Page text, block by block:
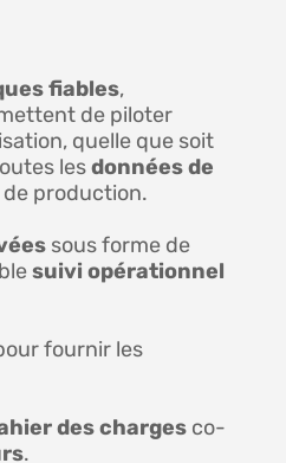
fiables,
de piloter
quelle que soit
lesdonnées de
production.
sous forme de
suivi opérationnel
fournir les
des charges co-
.